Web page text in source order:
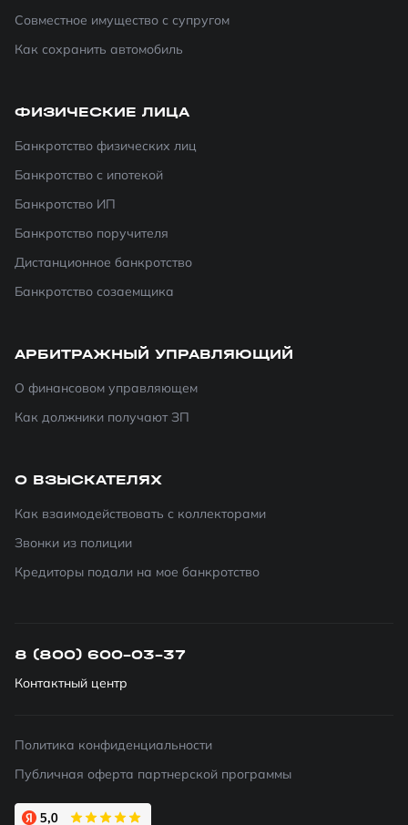
Совместное имущество с супругом
Как сохранить автомобиль
ФИЗИЧЕСКИЕ ЛИЦА
Банкротство физических лиц
Банкротство с ипотекой
Банкротство ИП
Банкротство поручителя
Дистанционное банкротство
Банкротство созаемщика
АРБИТРАЖНЫЙ УПРАВЛЯЮЩИЙ
О финансовом управляющем
Как должники получают ЗП
О ВЗЫСКАТЕЛЯХ
Как взаимодействовать с коллекторами
Звонки из полиции
Кредиторы подали на мое банкротство
8 (800) 600-03-37
Контактный центр
Политика конфиденциальности
Публичная оферта партнерской программы